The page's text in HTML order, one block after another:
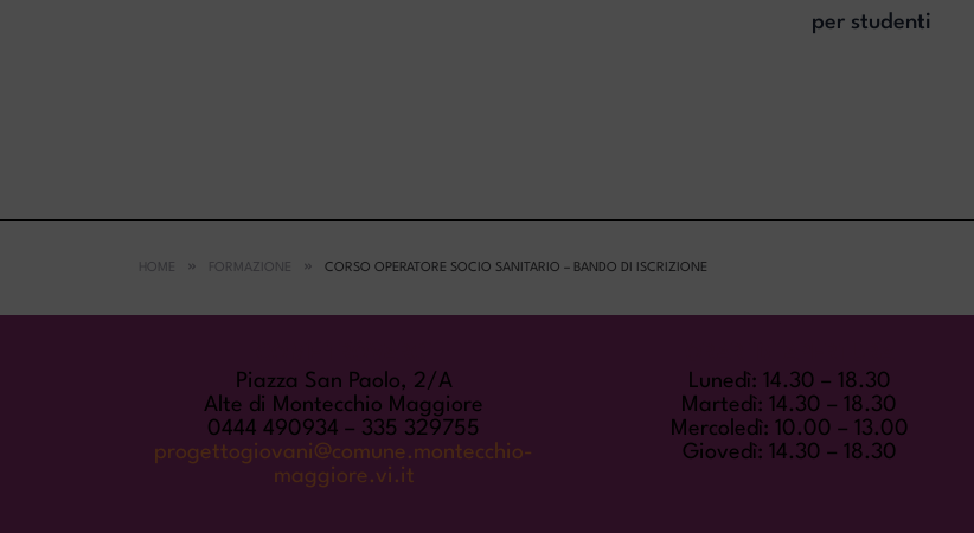
per studenti
HOME FORMAZIONE CORSO OPERATORE SOCIO SANITARIO – BANDO DI ISCRIZIONE
Piazza San Paolo, 2/A
Alte di Montecchio Maggiore
0444 490934 – 335 329755
progettogiovani@comune.montecchio-
maggiore.vi.it
Lunedì: 14.30 – 18.30
Martedì: 14.30 – 18.30
Mercoledì: 10.00 – 13.00
Giovedì: 14.30 – 18.30